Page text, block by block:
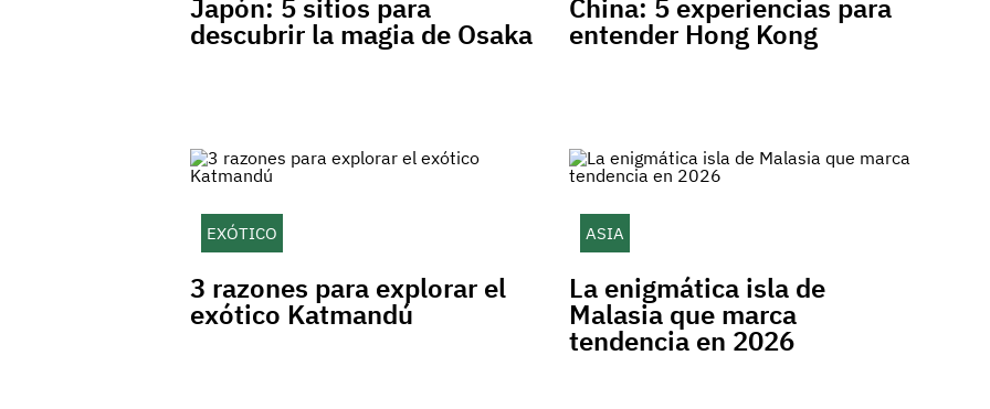
Japón: 5 sitios para
descubrir la magia de Osaka
China: 5 experiencias para
entender Hong Kong
EXÓTICO
3 razones para explorar el
exótico Katmandú
ASIA
La enigmática isla de
Malasia que marca
tendencia en 2026